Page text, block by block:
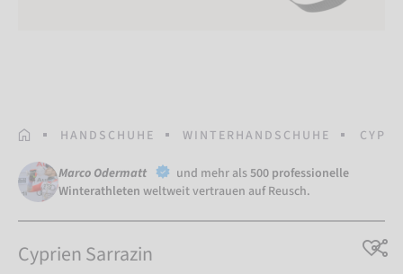
STARTSEITEHANDSCHUHE WINTERHANDSCHUHE
Marco Odermatt und mehr als500 professionelle
Winterathleten weltweit vertrauen auf Reusch.
Cyprien Sarrazin